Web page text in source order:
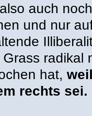
auch
und nur
Grass radikal
hat,
rechts sei.